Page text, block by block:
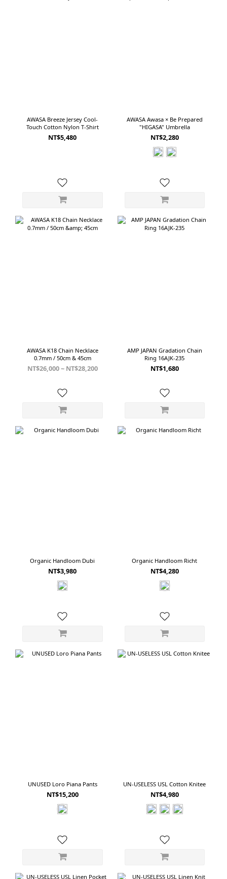
AWASA Breeze Jersey Cool-
Touch Cotton Nylon T-Shirt
NT$5,480
AWASA Awasa × Be Prepared
"HIGASA" Umbrella
NT$2,280
AWASA K18 Chain Necklace
0.7mm / 50cm & 45cm
NT$26,000 ~ NT$28,200
AMP JAPAN Gradation Chain
Ring 16AJK-235
NT$1,680
Organic Handloom Dubi
NT$3,980
Organic Handloom Richt
NT$4,280
UNUSED Loro Piana Pants
NT$15,200
UN-USELESS USL Cotton Knitee
NT$4,980